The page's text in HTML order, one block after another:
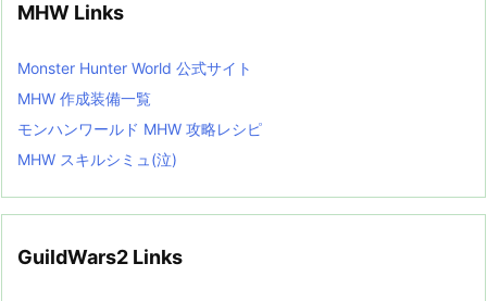
MHW Links
Monster Hunter World 公式サイト
MHW 作成装備一覧
モンハンワールド MHW 攻略レシピ
MHW スキルシミュ(泣)
GuildWars2 Links